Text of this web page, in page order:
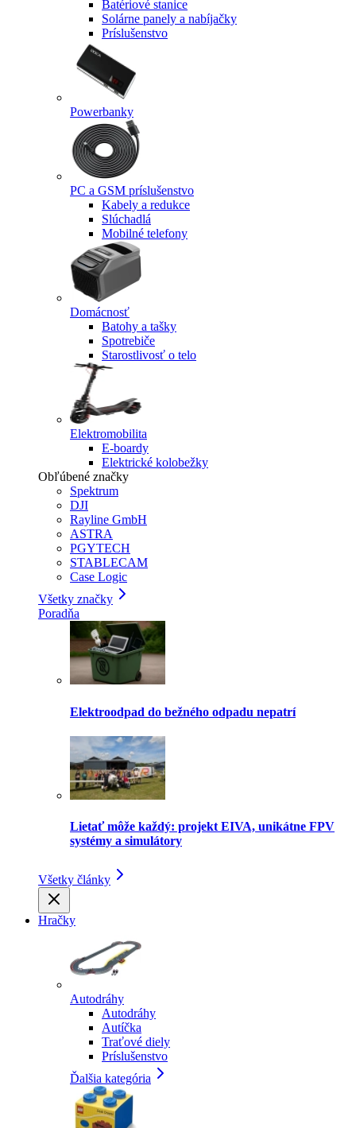
Batériové stanice
Solárne panely a nabíjačky
Príslušenstvo
Powerbanky
PC a GSM príslušenstvo
Kabely a redukce
Slúchadlá
Mobilné telefony
Domácnosť
Batohy a tašky
Spotrebiče
Starostlivosť o telo
Elektromobilita
E-boardy
Elektrické kolobežky
Obľúbené značky
Spektrum
DJI
Rayline GmbH
ASTRA
PGYTECH
STABLECAM
Case Logic
Všetky značky
Poradňa
Elektroodpad do bežného odpadu nepatrí
Lietať môže každý: projekt EIVA, unikátne FPV
systémy a simulátory
Všetky články
Hračky
Autodráhy
Autodráhy
Autíčka
Traťové diely
Príslušenstvo
Ďalšia kategória